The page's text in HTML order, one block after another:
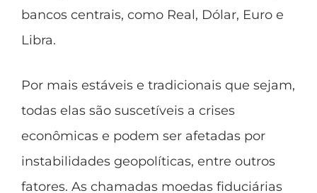
bancos centrais, como Real, Dólar, Euro e
Libra.
Por mais estáveis e tradicionais que sejam,
todas elas são suscetíveis a crises
econômicas e podem ser afetadas por
instabilidades geopolíticas, entre outros
fatores. As chamadas moedas fiduciárias